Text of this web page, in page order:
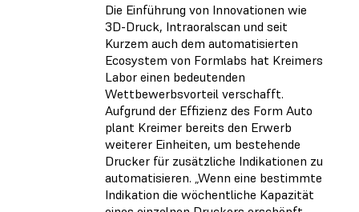
Die Einführung von Innovationen wie
3D-Druck, Intraoralscan und seit
Kurzem auch dem automatisierten
Ecosystem von Formlabs hat Kreimers
Labor einen bedeutenden
Wettbewerbsvorteil verschafft.
Aufgrund der Effizienz des Form Auto
plant Kreimer bereits den Erwerb
weiterer Einheiten, um bestehende
Drucker für zusätzliche Indikationen zu
automatisieren. „Wenn eine bestimmte
Indikation die wöchentliche Kapazität